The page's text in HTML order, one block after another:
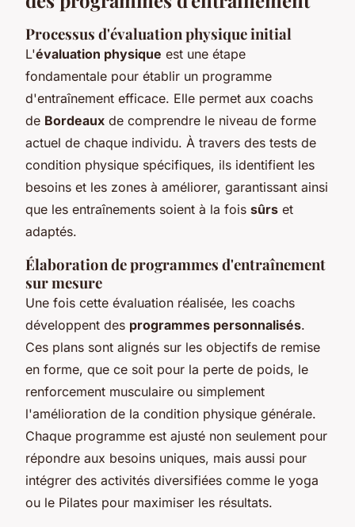
Processus d'évaluation physique initial
L'évaluation physique est une étape
fondamentale pour établir un programme
d'entraînement efficace. Elle permet aux coachs
de Bordeaux de comprendre le niveau de forme
actuel de chaque individu. À travers des tests de
condition physique spécifiques, ils identifient les
besoins et les zones à améliorer, garantissant ainsi
que les entraînements soient à la fois sûrs et
adaptés.
Élaboration de programmes d'entraînement
sur mesure
Une fois cette évaluation réalisée, les coachs
développent des programmes personnalisés.
Ces plans sont alignés sur les objectifs de remise
en forme, que ce soit pour la perte de poids, le
renforcement musculaire ou simplement
l'amélioration de la condition physique générale.
Chaque programme est ajusté non seulement pour
répondre aux besoins uniques, mais aussi pour
intégrer des activités diversifiées comme le yoga
ou le Pilates pour maximiser les résultats.